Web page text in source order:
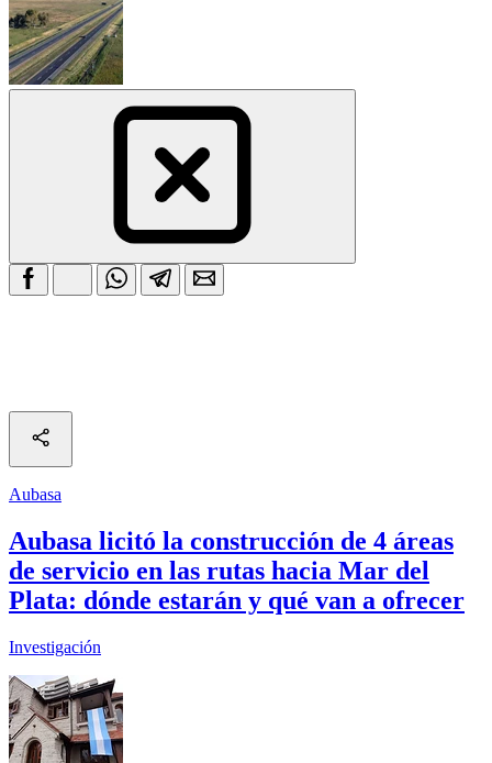
Aubasa
Aubasa licitó la construcción de 4 áreas
de servicio en las rutas hacia Mar del
Plata: dónde estarán y qué van a ofrecer
Investigación